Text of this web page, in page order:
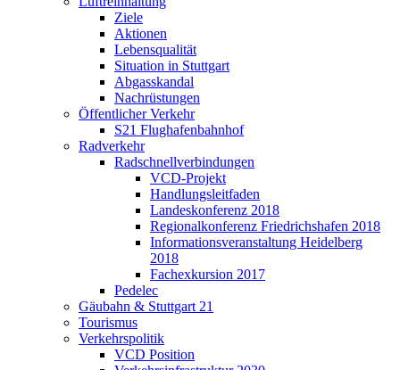
Ziele
Aktionen
Lebensqualität
Situation in Stuttgart
Abgasskandal
Nachrüstungen
Öffentlicher Verkehr
S21 Flughafenbahnhof
Radverkehr
Radschnellverbindungen
VCD-Projekt
Handlungsleitfaden
Landeskonferenz 2018
Regionalkonferenz Friedrichshafen 2018
Informationsveranstaltung Heidelberg
2018
Fachexkursion 2017
Pedelec
Gäubahn & Stuttgart 21
Tourismus
Verkehrspolitik
VCD Position